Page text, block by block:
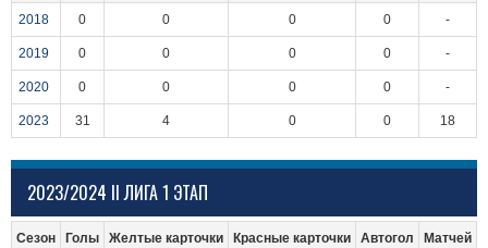
2018 0 0 0 0 -
2019 0 0 0 0 -
2020 0 0 0 0 -
2023 31 4 0 0 18
2023/2024 II ЛИГА 1 ЭТАП
Сезон Голы Желтые карточки Красные карточки Автогол Матчей